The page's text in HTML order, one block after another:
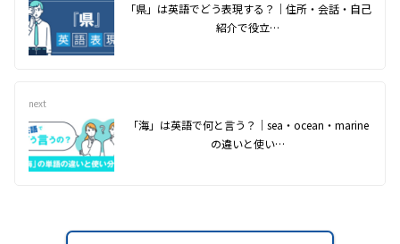
「県」は英語でどう表現する？｜住所・会話・自己
紹介で役立…
next
「海」は英語で何と言う？｜sea・ocean・marine
の違いと使い…